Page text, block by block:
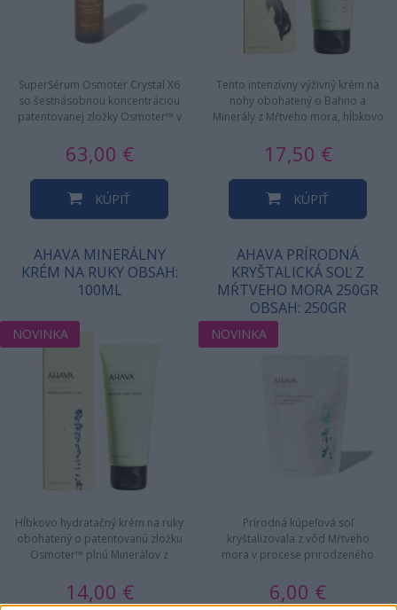
SuperSérum Osmoter Crystal X6
so šesťnásobnou koncentráciou
patentovanej zložky Osmoter™ v
63,00 €
KÚPIŤ
Tento intenzívny výživný krém na
nohy obohatený o Bahno a
Minerály z Mŕtveho mora, hĺbkovo
17,50 €
KÚPIŤ
AHAVA MINERÁLNY
KRÉM NA RUKY OBSAH:
100ML
NOVINKA
Hĺbkovo hydratačný krém na ruky
obohatený o patentovanú zložku
Osmoter™ plnú Minerálov z
14,00 €
AHAVA PRÍRODNÁ
KRYŠTALICKÁ SOĽ Z
MŔTVEHO MORA 250GR
OBSAH: 250GR
NOVINKA
Prírodná kúpeľová soľ
kryštalizovala z vôd Mŕtveho
mora v procese prirodzeného
unikátny…
6,00 €